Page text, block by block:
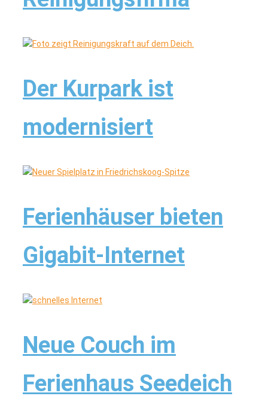
Der Kurpark ist
modernisiert
Ferienhäuser bieten
Gigabit-Internet
Neue Couch im
Ferienhaus Seedeich